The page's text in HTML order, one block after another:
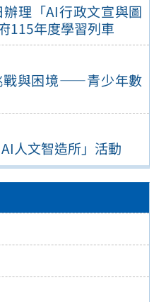
理「AI行政文宣與圖
115年度學習列車
戰與困境——青少年數
人文智造所」活動